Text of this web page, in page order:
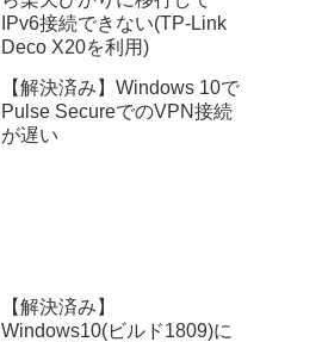
IPv6接続できない(TP-Link
Deco X20を利用)
【解決済み】Windows 10で
Pulse SecureでのVPN接続
が遅い
【解決済み】
Windows10(ビルド1809)に